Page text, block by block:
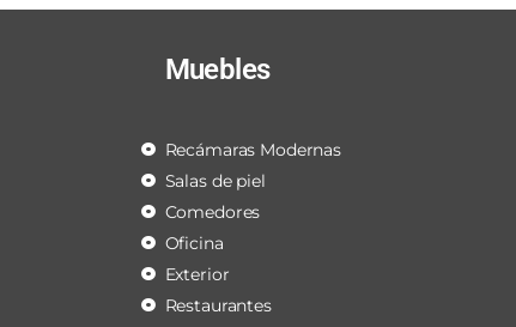
Muebles
Recámaras Modernas
Salas de piel
Comedores
Oficina
Exterior
Restaurantes